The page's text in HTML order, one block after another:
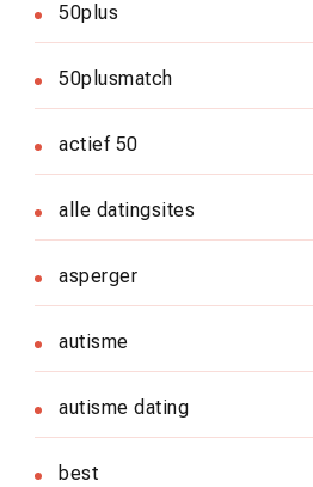
50plus
50plusmatch
actief 50
alle datingsites
asperger
autisme
autisme dating
best